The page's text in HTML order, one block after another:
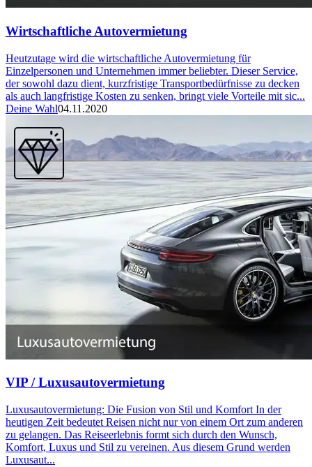
Wirtschaftliche Autovermietung
Heutzutage wird die wirtschaftliche Autovermietung für
Einzelpersonen und Unternehmen immer beliebter. Dieser Service,
der sowohl dazu dient, kurzfristige Transportbedürfnisse zu decken
als auch langfristige Kosten zu senken, bringt viele Vorteile mit sic...
Deine Wahl04.11.2020
VIP / Luxusautovermietung
Luxusautovermietung: Die Fusion von Stil und Komfort In der
heutigen Zeit bedeutet Reisen nicht nur von einem Ort zum anderen
zu gelangen. Das Reiseerlebnis formt sich durch den Wunsch,
Komfort, Luxus und Stil zu vereinen. Aus diesem Grund werden
Luxusaut...